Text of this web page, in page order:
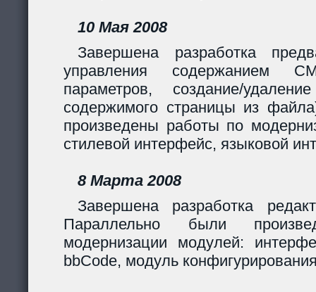
10 Мая 2008
Завершена разработка
управления содержанием
параметров, создание/
содержимого страницы из
произведены работы по
стилевой интерфейс, языковой
8 Марта 2008
Завершена разработка
Параллельно были
модернизации модулей:
bbCode, модуль